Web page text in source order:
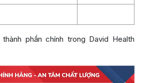
phần chính trong David Health